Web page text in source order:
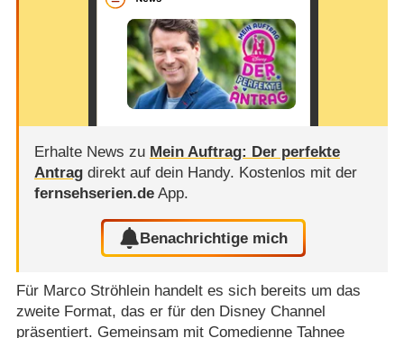
Erhalte News zu Mein Auftrag: Der perfekte
Antragdirekt auf dein Handy. Kostenlos mit der
fernsehserien.deApp.
Benachrichtige mich
Für Marco Ströhlein handelt es sich bereits um das
zweite Format, das er für den Disney Channel
präsentiert. Gemeinsam mit Comedienne Tahnee